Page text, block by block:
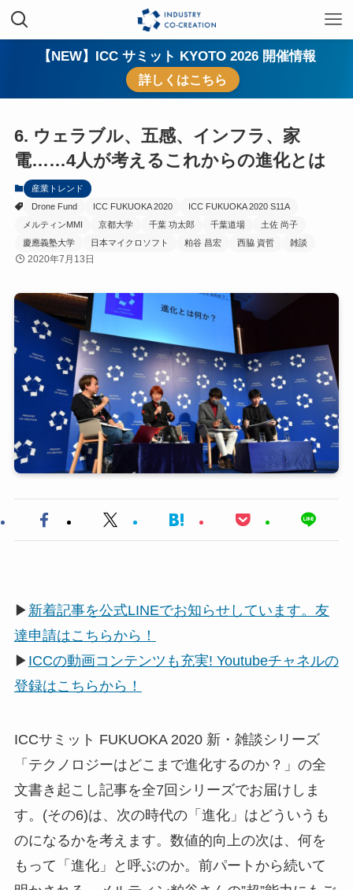
【NEW】ICC サミット KYOTO 2026 開催情報
詳しくはこちら
6. ウェラブル、五感、インフラ、家
電……4人が考えるこれからの進化とは
産業トレンド
Drone Fund
ICC FUKUOKA 2020
ICC FUKUOKA 2020 S11A
メルティンMMI
京都大学 千葉 功太郎 千葉道場
土佐 尚子
慶應義塾大学
日本マイクロソフト 粕谷 昌宏 西脇 資哲 雑談
2020年7月13日
▶ 新着記事を公式LINEでお知らせしています。友
達申請はこちらから！
▶ ICCの動画コンテンツも充実! Youtubeチャネルの
登録はこちらから！
ICCサミット FUKUOKA 2020 新・雑談シリーズ
「テクノロジーはどこまで進化するのか？」の全
文書き起こし記事を全7回シリーズでお届けしま
す。(その6)は、次の時代の「進化」はどういうも
のになるかを考えます。数値的向上の次は、何を
もって「進化」と呼ぶのか。前パートから続いて